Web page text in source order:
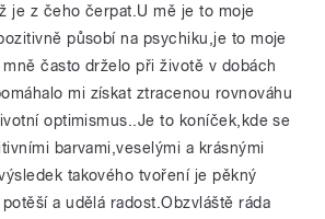
je z čeho čerpat.U mě je to moje
působí na psychiku,je to moje
často drželo při životě v dobách
mi získat ztracenou rovnováhu
optimismus..Je to koníček,kde se
barvami,veselými a krásnými
takového tvoření je pěkný
a udělá radost.Obzvláště ráda